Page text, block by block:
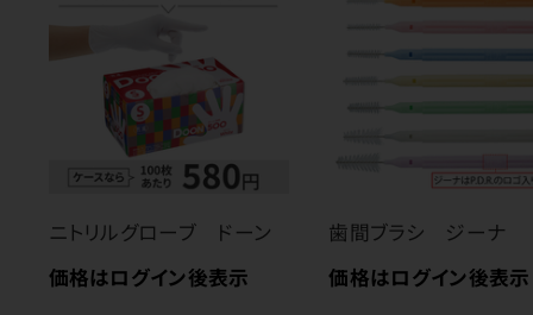
ニトリルグローブ ドーン
価格はログイン後表示
歯間ブラシ ジーナ
価格はログイン後表示